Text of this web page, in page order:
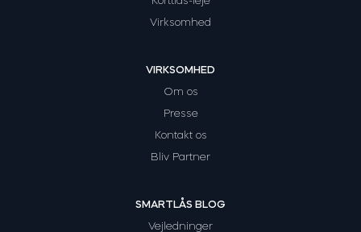
Virksomhed
VIRKSOMHED
Om os
Presse
Kontakt os
Bliv Partner
SMARTLÅS BLOG
Vejledninger